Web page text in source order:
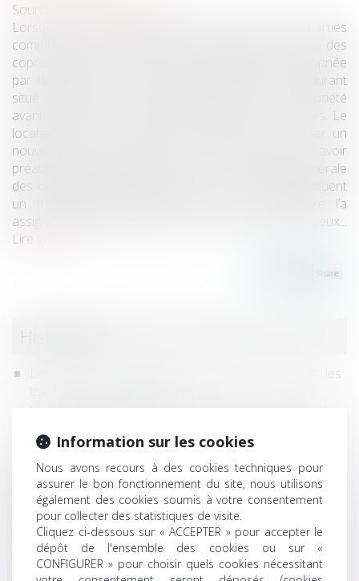
Source :
Lorsque des travaux sont réalisés dans les parties
communes sans autorisation de l’assemblée générale des
copropriétaires, la remise en état des lieux est ordonnée
par la justice. Ainsi, le locataire exploitant un restaurant
situé au pied d’un doit obtenir l’accord de la copropriété
avant d’installer son conduit d'évacuation des fumées. Le
locataire d’un commerce de restaurant a fait poser un
nouveau conduit d’évacuation des fumées sans avoir
préalablement obtenu l’accord de l’assemblée générale
des copropriétaires. Estimant que ces travaux constituent
un trouble manifestement illicite, son propriétaire l’a
assigné en référé afin d’obtenir la remise en état des lieux...
Lire la suite
Historique
Les travaux de maçonnerie générale incluent-ils les
Le local d’habitation indispensable à l’exploitation d’un
Lefebvre
Construire sans autorisation : quels risques ? - Éditions
Francis Lefebvre
En l’absence d’homologation judiciaire, le règlement de
copropriété doit être approuvé par une AG - Éditions
Francis Lefebvre
La location de courte durée peut porter atteinte à la
destination résidentielle de l’immeuble - Éditions
Information sur les cookies
Nous avons recours à des cookies techniques pour
assurer le bon fonctionnement du site, nous utilisons
également des cookies soumis à votre consentement
pour collecter des statistiques de visite.
Cliquez ci-dessous sur « ACCEPTER » pour accepter le
dépôt de l'ensemble des cookies ou sur «
CONFIGURER » pour choisir quels cookies nécessitant